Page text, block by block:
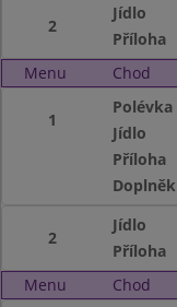
2
Jídlo
Příloha
Menu
Chod
1
Polévka
Jídlo
Příloha
Doplněk
2
Jídlo
Příloha
Menu
Chod